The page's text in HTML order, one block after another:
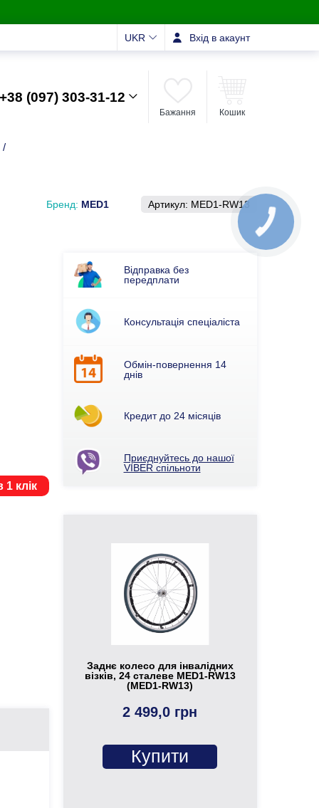
UKR Вхід в акаунт
+38 (097) 303-31-12
Бажання Кошик
/
Бренд: MED1 Артикул: MED1-RW13
1 клік
Відправка без
передплати
Консультація спеціаліста
Обмін-повернення 14
днів
Кредит до 24 місяців
Приєднуйтесь до нашої
VIBER спільноти
Заднє колесо для інвалідних
візків, 24 сталеве MED1-RW13
(MED1-RW13)
2 499,0 грн
Купити